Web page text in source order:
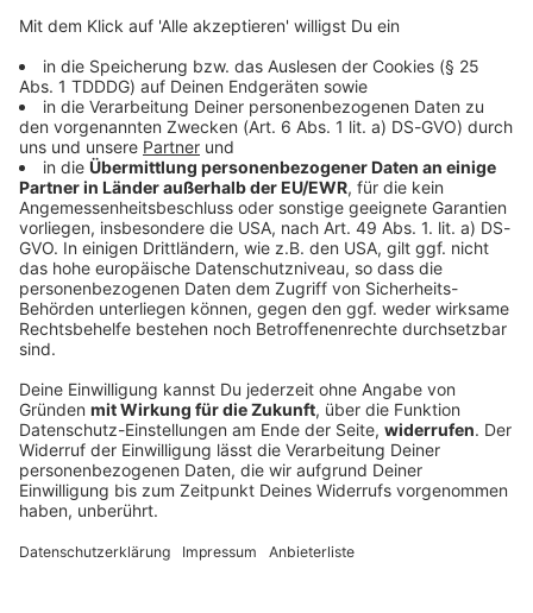
Bayern
Ein Toter und sechs Verletzte bei Unfall mit
Transporter
Ein Kleintransporter kommt von der Straße ab und
überschlägt sich. Einer der sieben Insassen stirbt,